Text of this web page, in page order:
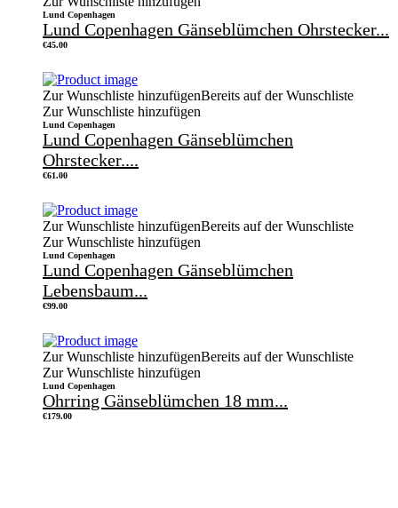
Lund Copenhagen
Lund Copenhagen Gänseblümchen Ohrstecker...
€45.00
Zur Wunschliste hinzufügenBereits auf der Wunschliste
Zur Wunschliste hinzufügen
Lund Copenhagen
Lund Copenhagen Gänseblümchen
Ohrstecker....
€61.00
Zur Wunschliste hinzufügenBereits auf der Wunschliste
Zur Wunschliste hinzufügen
Lund Copenhagen
Lund Copenhagen Gänseblümchen
Lebensbaum...
€99.00
Zur Wunschliste hinzufügenBereits auf der Wunschliste
Zur Wunschliste hinzufügen
Lund Copenhagen
Ohrring Gänseblümchen 18 mm...
€179.00